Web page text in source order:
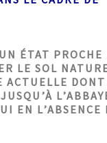
ÉTAT PROCHE
LE SOL
ACTUELLE
EN L’ABSENCE